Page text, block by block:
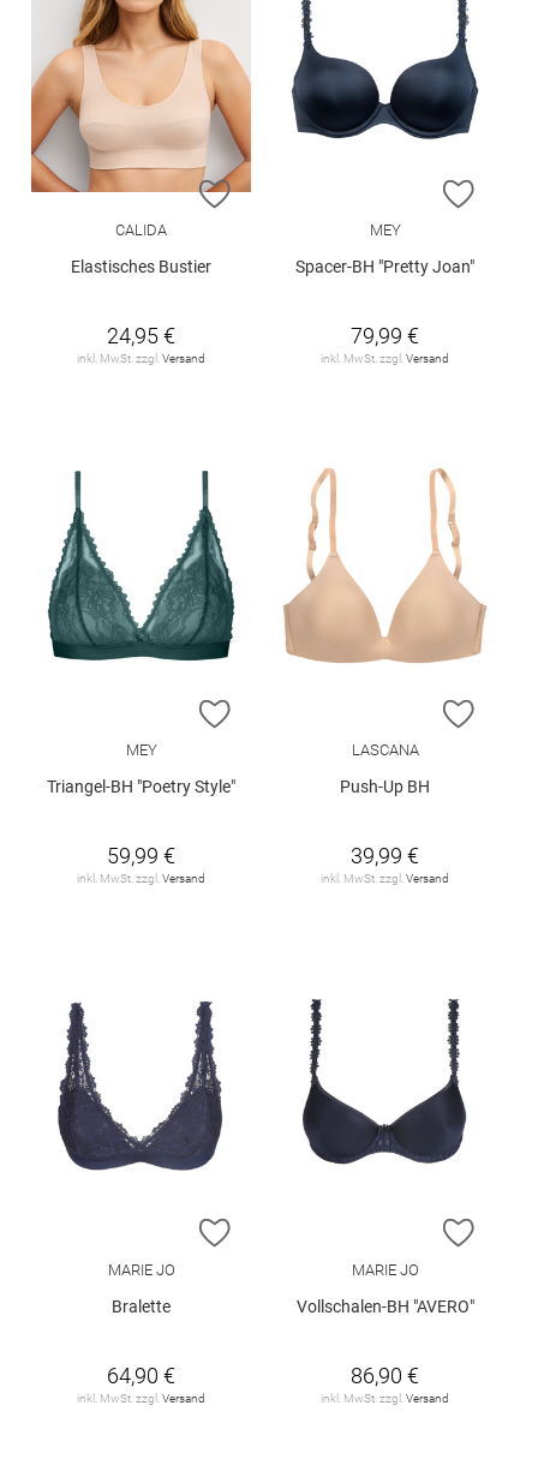
ZUR WUNSCHLISTE HINZUFÜGEN
CALIDA
Elastisches Bustier
24,95 €
inkl. MwSt. zzgl. Versand
ZUR
MEY
Spacer-BH "Pretty Joan"
79,99 €
inkl. MwSt. zzgl. Versand
ZUR WUNSCHLISTE HINZUFÜGEN
MEY
Triangel-BH "Poetry Style"
59,99 €
inkl. MwSt. zzgl. Versand
ZUR
LASCANA
Push-Up BH
39,99 €
inkl. MwSt. zzgl. Versand
ZUR WUNSCHLISTE HINZUFÜGEN
MARIE JO
Bralette
64,90 €
inkl. MwSt. zzgl. Versand
ZUR
MARIE JO
Vollschalen-BH "AVERO"
86,90 €
inkl. MwSt. zzgl. Versand